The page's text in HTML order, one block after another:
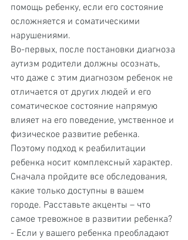
помощь ребенку, если его состояние
осложняется и соматическими
нарушениями.
Во-первых, после постановки диагноза
аутизм родители должны осознать,
что даже с этим диагнозом ребенок не
отличается от других людей и его
соматическое состояние напрямую
влияет на его поведение, умственное и
физическое развитие ребенка.
Поэтому подход к реабилитации
ребенка носит комплексный характер.
Сначала пройдите все обследования,
какие только доступны в вашем
городе. Расставьте акценты – что
самое тревожное в развитии ребенка?
- Если у вашего ребенка преобладают